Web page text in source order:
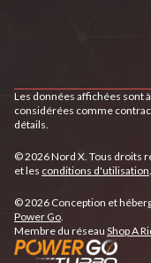
Les données affichées sont
considérées comme
détails.
© 2026 Nord X. Tous droits
et les conditions d'utilisation.
© 2026 Conception et
Power Go.
Membre du réseau Shop A